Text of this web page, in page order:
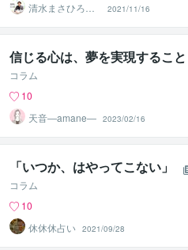
清水まさひろ～
潜在意識のエス
コーター～
2021/11/16
信じる心は、夢を実現すること
コラム
10
天音―amane― 2023/02/16
「いつか、はやってこない」
コラム
10
休休休占い 2021/09/28